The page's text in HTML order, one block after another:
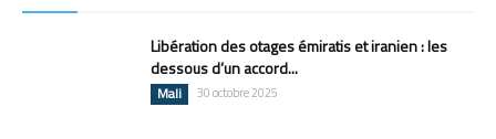
Libération des otages émiratis et iranien : les
dessous d’un accord...
Mali 30 octobre 2025